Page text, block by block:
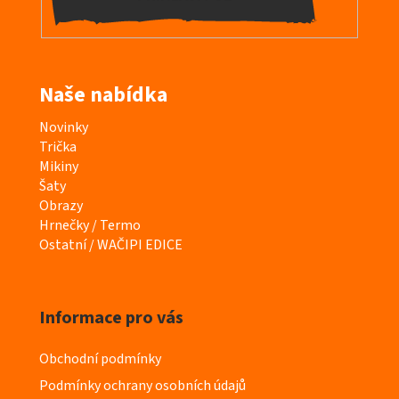
Naše nabídka
K
a
t
e
g
o
r
Novinky
Trička
Mikiny
Šaty
Obrazy
Hrnečky / Termo
Ostatní / WAČIPI EDICE
Informace pro vás
Obchodní podmínky
Podmínky ochrany osobních údajů